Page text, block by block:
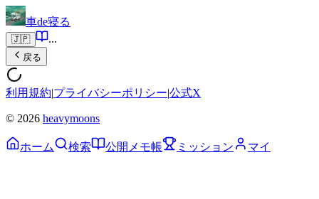
車de寝る
🇯🇵 ...
戻る
利用規約|プライバシーポリシー|公式X
© 2026 heavymoons
ホーム 検索 公開メモ帳 ミッション マイ